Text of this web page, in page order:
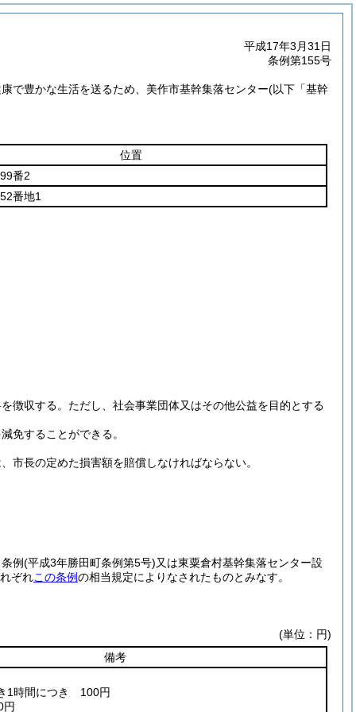
平成17年3月31日
条例第155号
で豊かな生活を送るため、美作市基幹集落センター(以下「基幹
位置
番2
番地1
徴収する。 ただし、社会事業団体又はその他公益を目的とする
免することができる。
市長の定めた損害額を賠償しなければならない。
例(平成3年勝田町条例第5号)又は東粟倉村基幹集落センター設
ぞれこの条例の相当規定によりなされたものとみなす。
(単位：円)
備考
1時間につき 100円